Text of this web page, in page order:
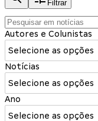
Filtrar
Autores e Colunistas
Selecione as opções
Notícias
Selecione as opções
Ano
Selecione as opções